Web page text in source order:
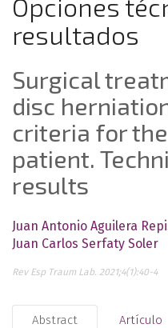
Opciones
resultados
Surgical
disc
criteria for
patient.
results
Juan Antonio Aguilera
Juan Carlos Serfaty Soler
Rev Esp Traum Lab. 2021;4(1):40-4
Abstract Artículo